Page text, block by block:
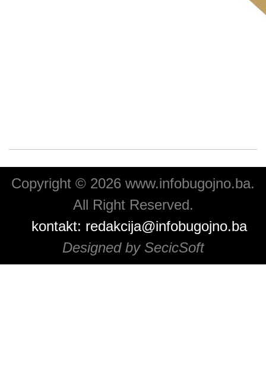
Copyright © 2026 www.infobugojno.ba.
All Right Reserved.
kontakt: redakcija@infobugojno.ba
Designed by SecicSoft